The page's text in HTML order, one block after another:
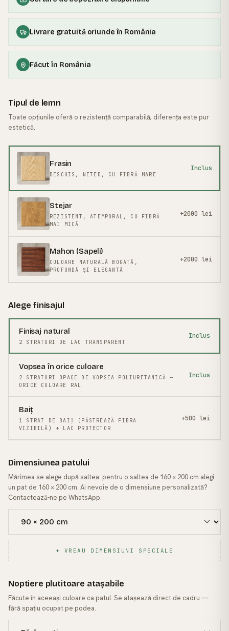
Livrare gratuită oriunde în România
Făcut în România
Tipul de lemn
Toate opțiunile oferă o rezistență comparabilă; diferența este pur
estetică.
FRASIN
Frasin
DESCHIS, NETED, CU FIBRĂ MARE
Inclus
Stejar
REZISTENT, ATEMPORAL, CU FIBRĂ
MAI MICĂ
+2000 lei
Mahon (Sapeli)
CULOARE NATURALĂ BOGATĂ,
PROFUNDĂ ȘI ELEGANTĂ
+2000 lei
Alege finisajul
Finisaj natural
2 STRATURI DE LAC TRANSPARENT
Inclus
Vopsea în orice culoare
2 STRATURI OPACE DE VOPSEA POLIURETANICĂ —
ORICE CULOARE RAL
Inclus
Baiț
1 STRAT DE BAIȚ (PĂSTREAZĂ FIBRA
VIZIBILĂ) + LAC PROTECTOR
+500 lei
Dimensiunea patului
Mărimea se alege după saltea: pentru o saltea de 160 × 200 cm alegi
un pat de 160 × 200 cm. Ai nevoie de o dimensiune personalizată?
Contactează-ne pe WhatsApp.
+ VREAU DIMENSIUNI SPECIALE
Noptiere plutitoare atașabile
Făcute în aceeași culoare ca patul. Se atașează direct de cadru —
fără spațiu ocupat pe podea.